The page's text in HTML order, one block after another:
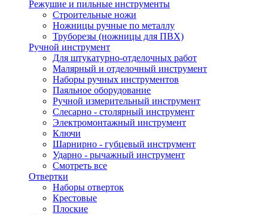
Режушие и пильные инструменты
Строительные ножи
Ножницы ручные по металлу
Труборезы (ножницы для ПВХ)
Ручной инструмент
Для штукатурно-отделочных работ
Малярный и отделочный инструмент
Наборы ручных инструментов
Паяльное оборудование
Ручной измерительный инструмент
Слесарно - столярный инструмент
Электромонтажный инструмент
Ключи
Шарнирно - губцевый инструмент
Ударно - рычажный инструмент
Смотреть все
Отвертки
Наборы отверток
Крестовые
Плоские